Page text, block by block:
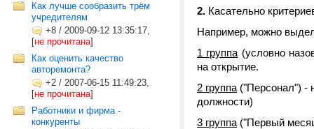
Как лучше сообразить трём
учредителям
+8 / 2009-09-12 13:35:17,
[не прочитана]
Как оценить качество
авторемонта?
+2 / 2007-06-15 11:49:23,
[не прочитана]
Работники и фирма -
конкуренты
2. Касательно
Например, можно
1 группа (условно
на открытие.
2 группа ("Персонал") -
должности)
3 группа ("Первый